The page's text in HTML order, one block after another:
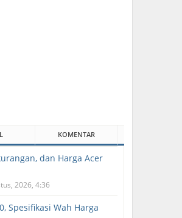
KOMENTAR
dan Harga Acer
2026, 4:36
Spesifikasi Wah Harga